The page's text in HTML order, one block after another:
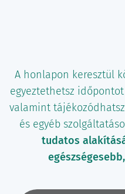
A honlapon keresztül
egyeztethetsz
valamint
és egyéb
tudatos